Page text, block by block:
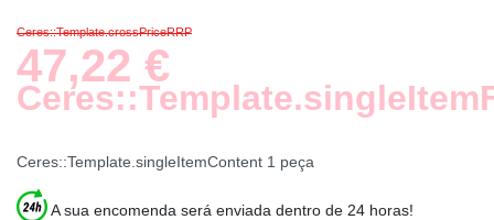
Ceres::Template.crossPriceRRP
47,22 €
Ceres::Template.singleItemContent 1 peça
A sua encomenda será enviada dentro de 24 horas!